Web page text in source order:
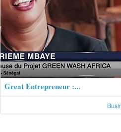
Great Entrepreneur :...